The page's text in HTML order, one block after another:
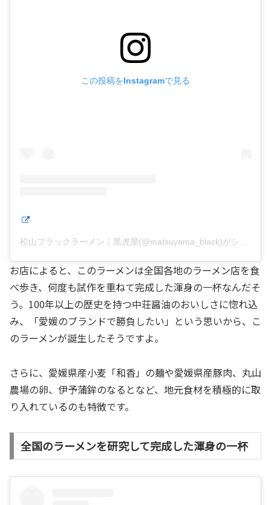
この投稿をInstagramで見る
お店によると、このラーメンは全国各地のラーメン店を食
べ歩き、何度も試作を重ねて完成した渾身の一杯なんだそ
う。100年以上の歴史を持つ中荘醤油のおいしさに惚れ込
み、「愛媛のブランドで勝負したい」という思いから、こ
のラーメンが誕生したそうですよ。
さらに、愛媛県産小麦「和香」の麺や愛媛県産豚肉、丸山
農場の卵、伊予蒲鉾のなるとなど、地元食材を積極的に取
り入れているのも特徴です。
全国のラーメンを研究して完成した渾身の一杯